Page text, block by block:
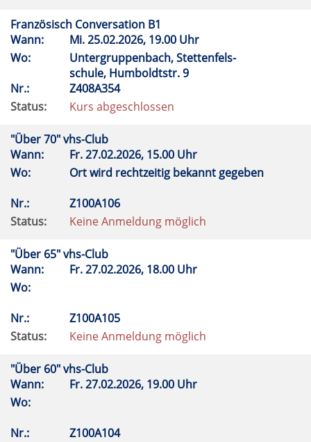
Französisch Conversation B1
Wann:
Mi.25.02.2026, 19.00 Uhr
Wo:
Untergruppenbach, Stettenfels-
schule, Humboldtstr. 9
Nr.:
Z408A354
Status:
Kurs abgeschlossen
"Über 70" vhs-Club
Wann:
Fr.27.02.2026, 15.00 Uhr
Wo:
Ort wird rechtzeitig bekannt gegeben
Nr.:
Z100A106
Status:
Keine Anmeldung möglich
"Über 65" vhs-Club
Wann:
Fr.27.02.2026, 18.00 Uhr
Wo:
Nr.:
Z100A105
Status:
Keine Anmeldung möglich
"Über 60" vhs-Club
Wann:
Fr.27.02.2026, 19.00 Uhr
Wo:
Nr.:
Z100A104